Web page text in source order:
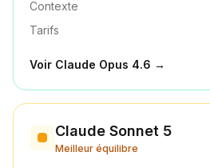
Contexte
Tarifs
Voir Claude Opus 4.6 →
Claude Sonnet 5
Meilleur équilibre